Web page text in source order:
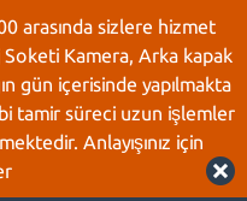
arasında sizlere hizmet
Kamera, Arka kapak
gün içerisinde yapılmakta
tamir süreci uzun işlemler
Anlayışınız için